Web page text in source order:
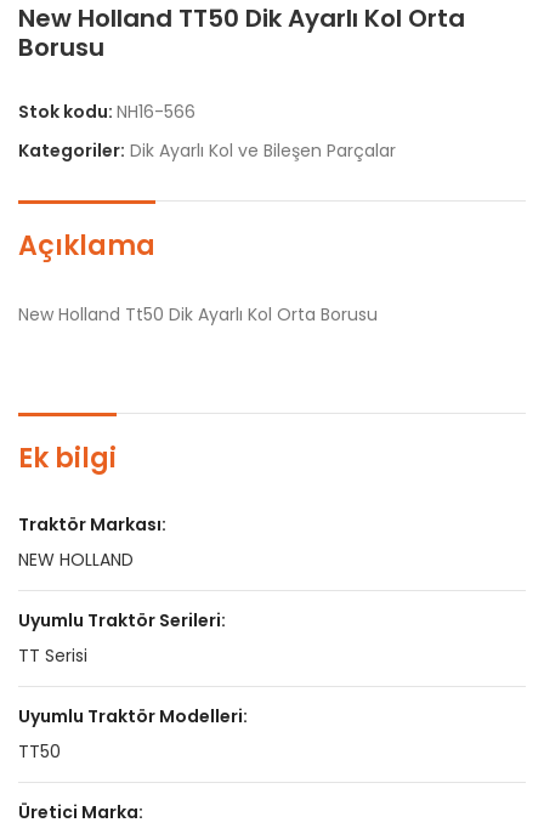
New Holland TT50 Dik Ayarlı Kol Orta
Borusu
Stok kodu: NH16-566
Kategoriler: Dik Ayarlı Kol ve Bileşen Parçalar
Açıklama
New Holland Tt50 Dik Ayarlı Kol Orta Borusu
Ek bilgi
Traktör Markası:
NEW HOLLAND
Uyumlu Traktör Serileri:
TT Serisi
Uyumlu Traktör Modelleri:
TT50
Üretici Marka: